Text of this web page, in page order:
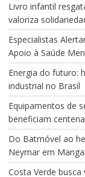
Livro infantil
valoriza
Especialistas
Apoio à Saúde
Energia do futuro:
industrial no Brasil
Equipamentos de
beneficiam
Do Batmóvel ao
Neymar em
Costa Verde